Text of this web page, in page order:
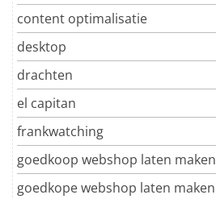
content optimalisatie
desktop
drachten
el capitan
frankwatching
goedkoop webshop laten maken
goedkope webshop laten maken